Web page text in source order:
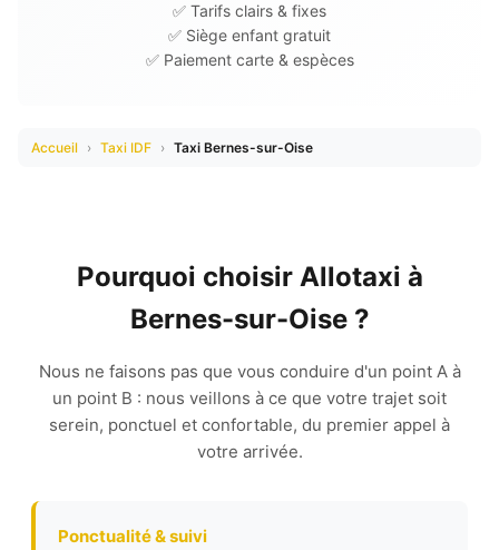
✅ Tarifs clairs & fixes
✅ Siège enfant gratuit
✅ Paiement carte & espèces
Accueil › Taxi IDF › Taxi Bernes-sur-Oise
Pourquoi choisir Allotaxi à
Bernes-sur-Oise ?
Nous ne faisons pas que vous conduire d'un point A à
un point B : nous veillons à ce que votre trajet soit
serein, ponctuel et confortable, du premier appel à
votre arrivée.
Ponctualité & suivi